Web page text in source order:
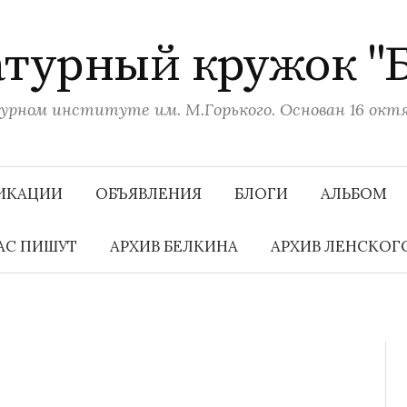
кружок
институте им. М.Горького. Основан 16
ОБЪЯВЛЕНИЯ БЛОГИ АЛЬБОМ
ПИШУТ АРХИВ БЕЛКИНА АРХИВ